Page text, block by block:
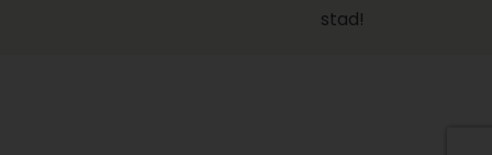
stad!